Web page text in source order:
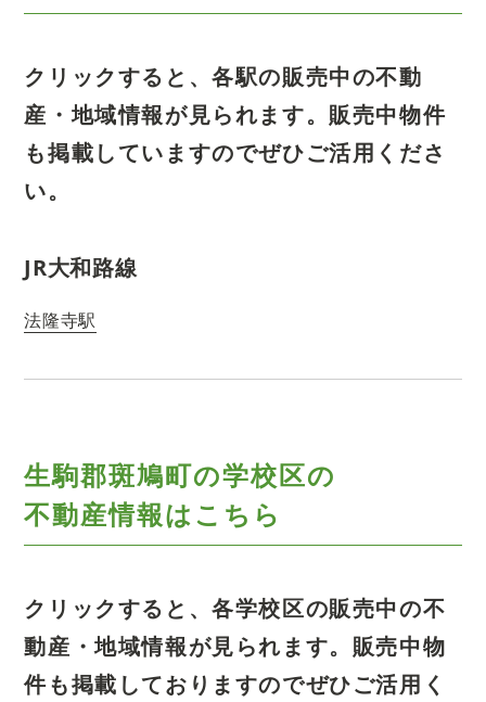
クリックすると、各駅の販売中の不動
産・地域情報が見られます。 販売中物件
も掲載していますのでぜひご活用くださ
い。
JR大和路線
法隆寺駅
生駒郡斑鳩町の学校区の
不動産情報はこちら
クリックすると、各学校区の販売中の不
動産・地域情報が見られます。 販売中物
件も掲載しておりますのでぜひご活用く